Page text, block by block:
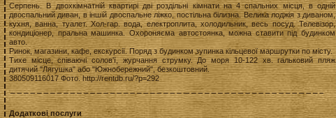
Серпень. В двохкімнатній квартирі дві роздільні кімнати на 4 спальних місця, в одній
двоспальний диван, в іншій двоспальне ліжко, постільна білизна. Велика лоджія з диваном,
кухня, ванна, туалет. Хол-гар. вода, електроплита, холодильник, весь посуд. Телевізор,
кондиціонер, пральна машинка. Охороняєма автостоянка, можна ставити під будинком
авто.
Ринок, магазини, кафе, екскурсії. Поряд з будинком зупинка кільцевої маршрутки по місту.
Тихе місце, співаючі солов'ї, журчання струмку. До моря 10-122 хв. гальковий пляж
дитячий "Лягушка" або "Южнобережний", безкоштовний.
380509116017 Фото. http://rentdb.ru/?p=292
Додаткові послуги